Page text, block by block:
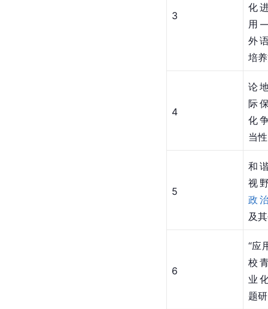
3
化
用
外
培
4
论
际
化
当性
5
和
视
政
及
6
“应
校
业
题